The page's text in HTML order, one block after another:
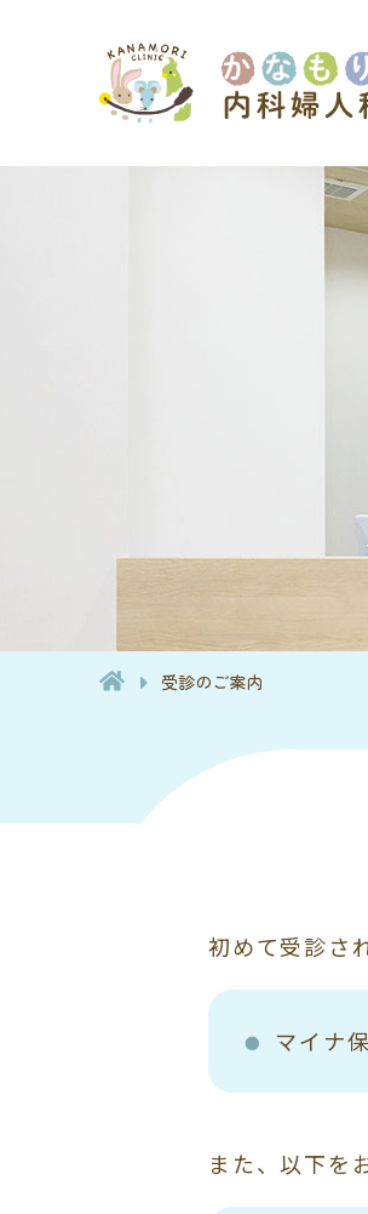
かなもり内科婦人科クリニック
受診のご案内
初めて受診さ
マイナ
また、以下を